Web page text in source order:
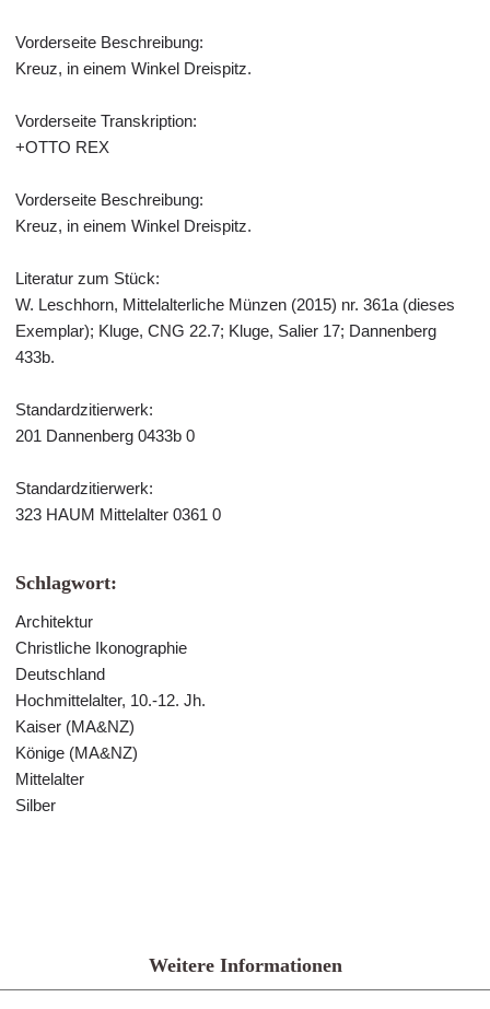
Vorderseite Beschreibung:
Kreuz, in einem Winkel Dreispitz.
Vorderseite Transkription:
+OTTO REX
Vorderseite Beschreibung:
Kreuz, in einem Winkel Dreispitz.
Literatur zum Stück:
W. Leschhorn, Mittelalterliche Münzen (2015) nr. 361a (dieses
Exemplar); Kluge, CNG 22.7; Kluge, Salier 17; Dannenberg
433b.
Standardzitierwerk:
201 Dannenberg 0433b 0
Standardzitierwerk:
323 HAUM Mittelalter 0361 0
Schlagwort:
Architektur
Christliche Ikonographie
Deutschland
Hochmittelalter, 10.-12. Jh.
Kaiser (MA&NZ)
Könige (MA&NZ)
Mittelalter
Silber
Weitere Informationen